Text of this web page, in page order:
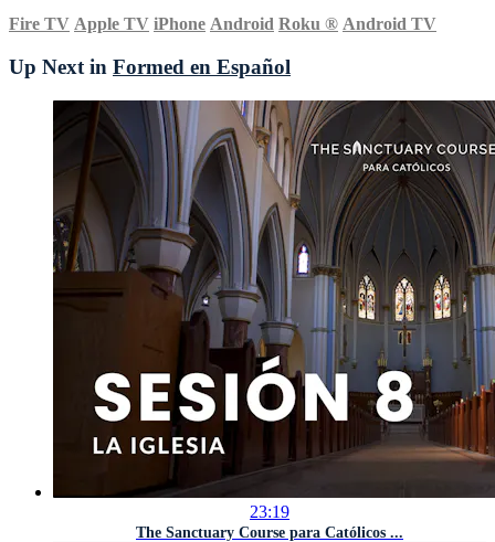
Fire TV Apple TV iPhone Android Roku ® Android TV
Up Next in Formed en Español
23:19
The Sanctuary Course para Católicos ...